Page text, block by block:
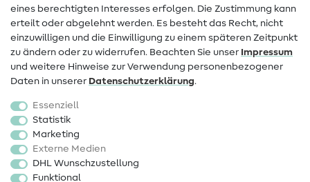
Widerrufsrecht
Beliebt
Stoffe
Sale
Schnittmuster
eines berechtigten Interesses erfolgen. Die Zustimmung kann
erteilt oder abgelehnt werden. Es besteht das Recht, nicht
einzuwilligen und die Einwilligung zu einem späteren Zeitpunkt
zu ändern oder zu widerrufen. Beachten Sie unser Impressum
und weitere Hinweise zur Verwendung personenbezogener
Daten in unserer Daten­schutz­erklärung.
Essenziell
Statistik
Marketing
Externe Medien
DHL Wunschzustellung
Funktional